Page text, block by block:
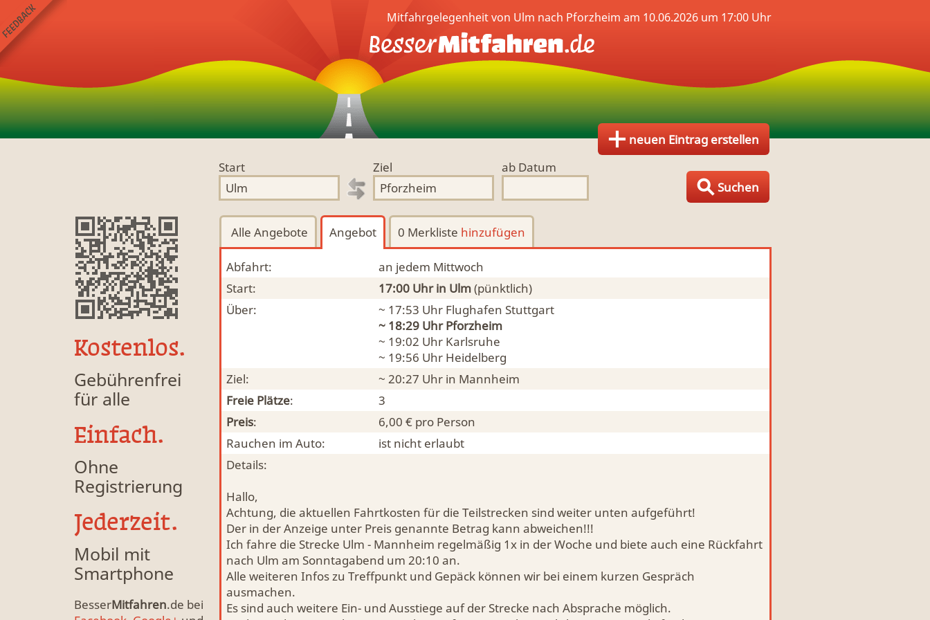
neuen Eintrag erstellen
Start
Ziel
ab Datum
Suchen
Kostenlos.
Gebührenfrei
für alle
Einfach.
Ohne
Registrierung
Jederzeit.
Mobil mit
Smartphone
BesserMitfahren.de bei
Mitfahrgelegenheit von Ulm nach Pforzheim am 10.06.2026 um 17:00 Uhr
Alle Angebote Angebot 0 Merkliste hinzufügen
Abfahrt:
an jedem Mittwoch
Start:
17:00 Uhrin Ulm(pünktlich)
Über:
~ 17:53 Uhr Flughafen Stuttgart
~ 18:29 UhrPforzheim
~ 19:02 Uhr Karlsruhe
~ 19:56 Uhr Heidelberg
Ziel:
~ 20:27 Uhr in Mannheim
Freie Plätze:
3
Preis:
6,00 € pro Person
Rauchen im Auto:
ist nicht erlaubt
Details:
Hallo,
Achtung, die aktuellen Fahrtkosten für die Teilstrecken sind weiter unten aufgeführt!
Der in der Anzeige unter Preis genannte Betrag kann abweichen!!!
Ich fahre die Strecke Ulm - Mannheim regelmäßig 1x in der Woche und biete auch eine Rückfahrt
nach Ulm am Sonntagabend um 20:10 an.
Alle weiteren Infos zu Treffpunkt und Gepäck können wir bei einem kurzen Gespräch
ausmachen.
Es sind auch weitere Ein- und Ausstiege auf der Strecke nach Absprache möglich.